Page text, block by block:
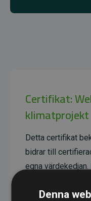
Certifikat:
klimatprojekt
Detta certifikat
bidrar till
egna
genomsnitt
Denna